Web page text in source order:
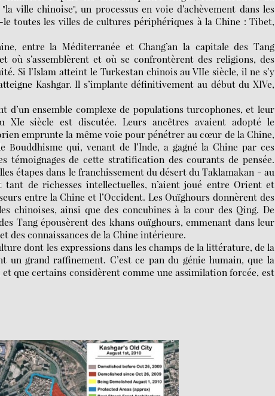
ville chinoise", un processus en voie d’achèvement dans les
toutes les villes de cultures périphériques à la Chine : Tibet,
entre la Méditerranée et Chang’an la capitale des Tang
où s’assemblèrent et où se confrontèrent des religions, des
Si l’Islam atteint le Turkestan chinois au VIIe siècle, il ne s’y
Kashgar. Il s’implante définitivement au début du XIVe,
d’un ensemble complexe de populations turcophones, et leur
XIe siècle est discutée. Leurs ancêtres avaient adopté le
emprunte la même voie pour pénétrer au cœur de la Chine,
Bouddhisme qui, venant de l’Inde, a gagné la Chine par ces
témoignages de cette stratification des courants de pensée.
étapes dans le franchissement du désert du Taklamakan - au
de richesses intellectuelles, n’aient joué entre Orient et
entre la Chine et l’Occident. Les Ouïghours donnèrent des
chinoises, ainsi que des concubines à la cour des Qing. De
Tang épousèrent des khans ouïghours, emmenant dans leur
des connaissances de la Chine intérieure.
dont les expressions dans les champs de la littérature, de la
un grand raffinement. C’est ce pan du génie humain, que la
que certains considèrent comme une assimilation forcée, est